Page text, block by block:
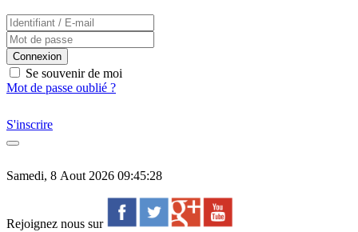
Connexion
Se souvenir de moi
Mot de passe oublié ?
S'inscrire
Samedi, 8 Aout 2026 09:45:28
Rejoignez nous sur